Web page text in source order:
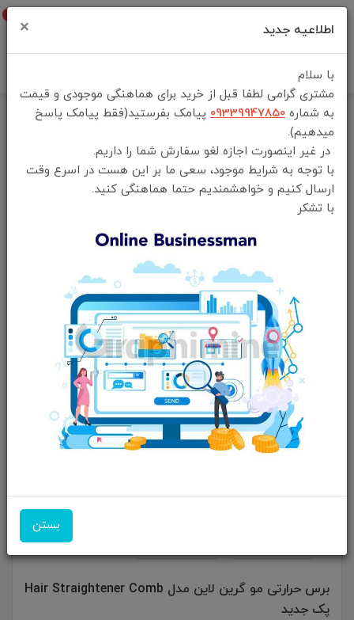
خانه
فهرست محصولات
برس حرارتی مو گرین لاین مدل Hair Straightener Comb پک جدید
برس حرارتی مو گرین لاین مدل Hair Straightener Comb
پک جدید
اطلاعیه جدید ×
با سلام
مشتری گرامی لطفا قبل از خرید برای هماهنگی موجودی و قیمت
به شماره 09339947850 پیامک بفرستید(فقط پیامک پاسخ
میدهیم).
در غیر اینصورت اجازه لغو سفارش شما را داریم.
با توجه به شرایط موجود، سعی ما بر این هست در اسرع وقت
ارسال کنیم و خواهشمندیم حتما هماهنگی کنید.
با تشکر
بستن